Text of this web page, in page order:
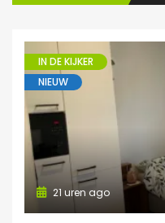
IN DE KIJKER
NIEUW
21 uren ago